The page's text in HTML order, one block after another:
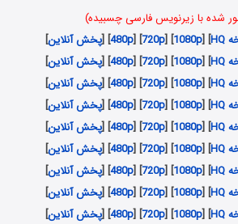
شده با زیرنویس فارسی چسبیده)
] [
1080p
] [
720p
] [
480p
] [پخش آنلاین]
] [
1080p
] [
720p
] [
480p
] [پخش آنلاین]
] [
1080p
] [
720p
] [
480p
] [پخش آنلاین]
] [
1080p
] [
720p
] [
480p
] [پخش آنلاین]
] [
1080p
] [
720p
] [
480p
] [پخش آنلاین]
] [
1080p
] [
720p
] [
480p
] [پخش آنلاین]
] [
1080p
] [
720p
] [
480p
] [پخش آنلاین]
] [
1080p
] [
720p
] [
480p
] [پخش آنلاین]
] [
1080p
] [
720p
] [
480p
] [پخش آنلاین]